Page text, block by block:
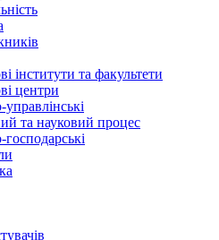
інститути та факультети
центри
та науковий процес